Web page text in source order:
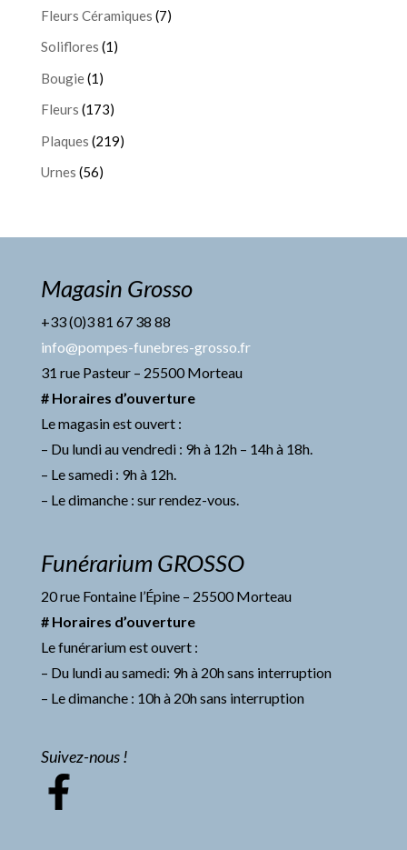
Fleurs Céramiques (7)
Soliflores (1)
Bougie(1)
Fleurs (173)
Plaques (219)
Urnes (56)
Magasin Grosso
+33 (0)3 81 67 38 88
info@pompes-funebres-grosso.fr
31 rue Pasteur – 25500 Morteau
# Horaires d’ouverture
Le magasin est ouvert :
– Du lundi au vendredi : 9h à 12h – 14h à 18h.
– Le samedi : 9h à 12h.
– Le dimanche : sur rendez-vous.
Funérarium GROSSO
20 rue Fontaine l’Épine – 25500 Morteau
# Horaires d’ouverture
Le funérarium est ouvert :
– Du lundi au samedi: 9h à 20h sans interruption
– Le dimanche : 10h à 20h sans interruption
Suivez-nous !